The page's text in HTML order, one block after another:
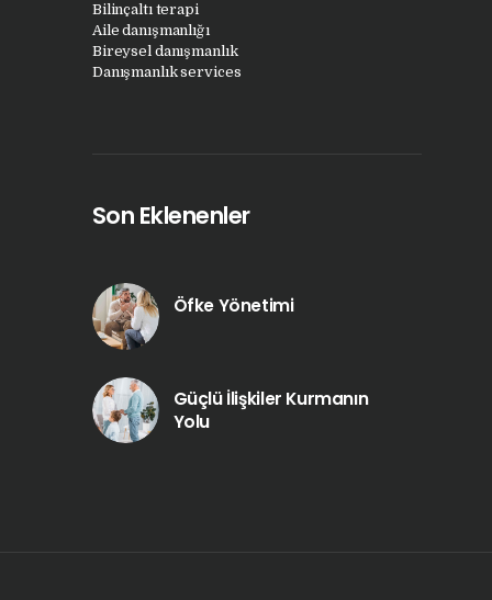
Bilinçaltı terapi
Aile danışmanlığı
Bireysel danışmanlık
Danışmanlık services
Son Eklenenler
Öfke Yönetimi
Güçlü İlişkiler Kurmanın
Yolu